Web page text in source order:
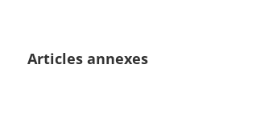
Articles annexes